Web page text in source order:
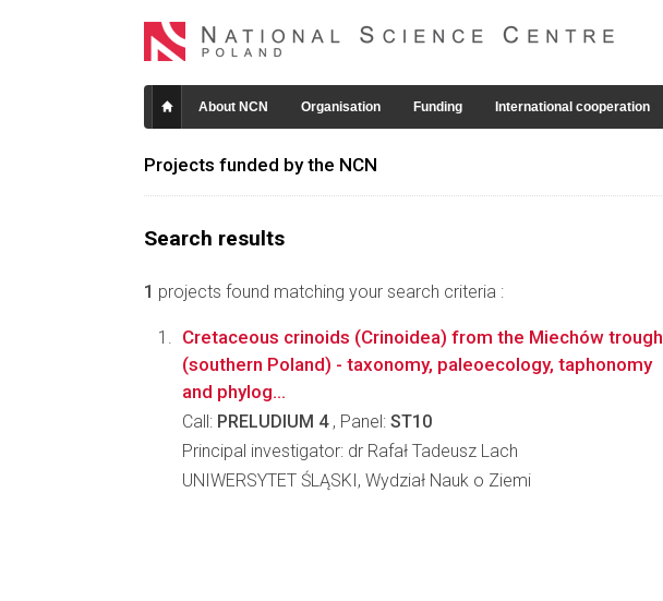
About NCN Organisation Funding International cooperation
Projects funded by the NCN
Search results
1 projects found matching your search criteria :
Cretaceous crinoids (Crinoidea) from the Miechów trough
(southern Poland) - taxonomy, paleoecology, taphonomy
and phylog...
Call: PRELUDIUM 4, Panel: ST10
Principal investigator: dr Rafał Tadeusz Lach
UNIWERSYTET ŚLĄSKI, Wydział Nauk o Ziemi